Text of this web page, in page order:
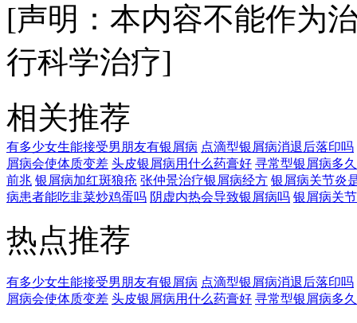
[声明：本内容不能作为
行科学治疗]
相关推荐
有多少女生能接受男朋友有银屑病 点滴型银屑病消退后落印吗
屑病会使体质变差 头皮银屑病用什么药膏好 寻常型银屑病多
前兆 银屑病加红斑狼疮 张仲景治疗银屑病经方 银屑病关节炎
病患者能吃韭菜炒鸡蛋吗 阴虚内热会导致银屑病吗 银屑病关
热点推荐
有多少女生能接受男朋友有银屑病 点滴型银屑病消退后落印吗
屑病会使体质变差 头皮银屑病用什么药膏好 寻常型银屑病多